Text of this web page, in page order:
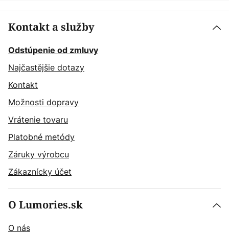
Kontakt a služby
Odstúpenie od zmluvy
Najčastějšie dotazy
Kontakt
Možnosti dopravy
Vrátenie tovaru
Platobné metódy
Záruky výrobcu
Zákaznícky účet
O Lumories.sk
O nás